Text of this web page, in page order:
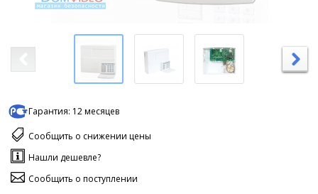
Гарантия: 12 месяцев
Сообщить о снижении цены
Нашли дешевле?
Сообщить о поступлении